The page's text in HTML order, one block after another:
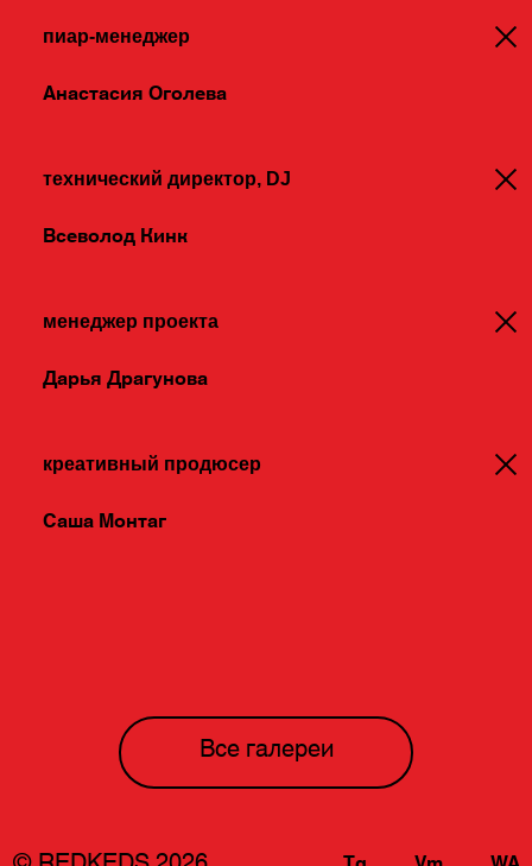
пиар-менеджер
Анастасия Оголева
технический директор, DJ
Всеволод Кинк
менеджер проекта
Дарья Драгунова
креативный продюсер
Саша Монтаг
Все галереи